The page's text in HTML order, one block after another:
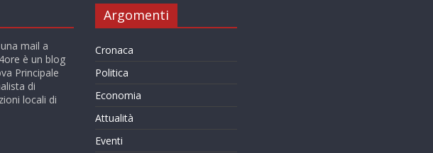
mail a
è un blog
Principale
di
locali di
Argomenti
Cronaca
Politica
Economia
Attualità
Eventi